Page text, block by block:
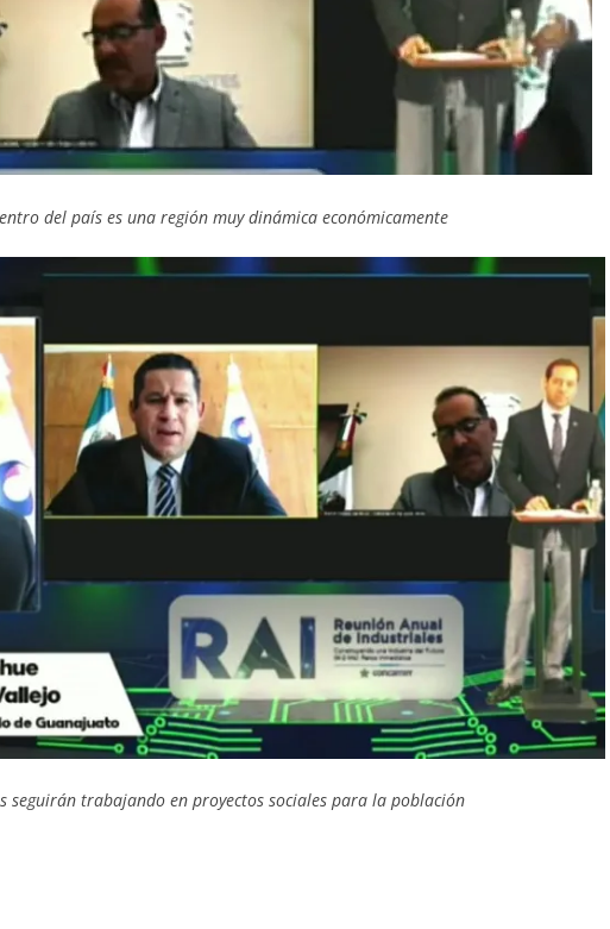
del país es una región muy dinámica económicamente
seguirán trabajando en proyectos sociales para la población